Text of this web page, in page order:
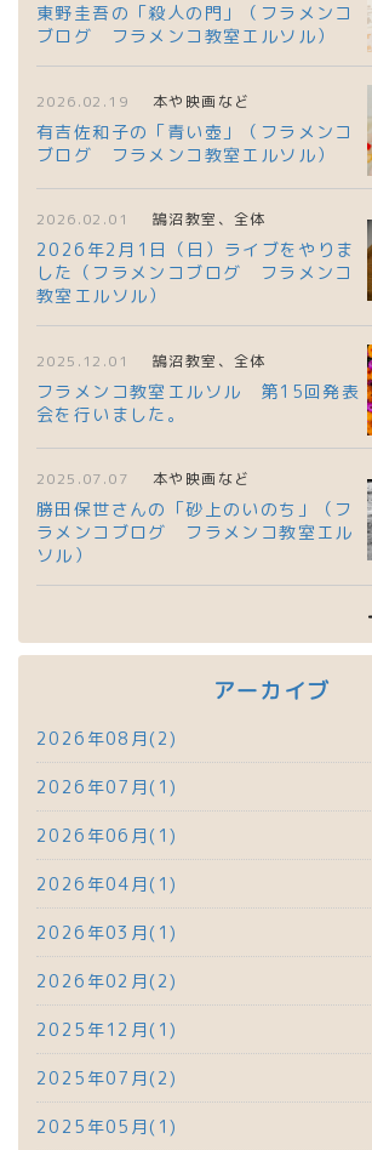
東野圭吾の「殺人の門」（フラメンコ
ブログ フラメンコ教室エルソル）
2026.02.19 本や映画など
有吉佐和子の「青い壺」（フラメンコ
ブログ フラメンコ教室エルソル）
2026.02.01 鵠沼教室、全体
2026年2月1日（日）ライブをやりま
した（フラメンコブログ フラメンコ
教室エルソル）
2025.12.01 鵠沼教室、全体
フラメンコ教室エルソル 第15回発表
会を行いました。
2025.07.07 本や映画など
勝田保世さんの「砂上のいのち」（フ
ラメンコブログ フラメンコ教室エル
ソル）
アーカイブ
2026年08月(2)
2026年07月(1)
2026年06月(1)
2026年04月(1)
2026年03月(1)
2026年02月(2)
2025年12月(1)
2025年07月(2)
2025年05月(1)